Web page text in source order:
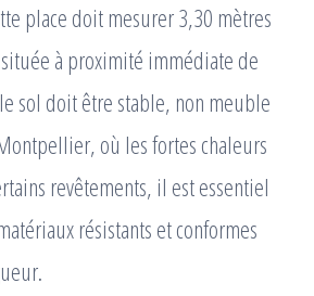
place doit mesurer 3,30 mètres
à proximité immédiate de
sol doit être stable, non meuble
où les fortes chaleurs
revêtements, il est essentiel
résistants et conformes